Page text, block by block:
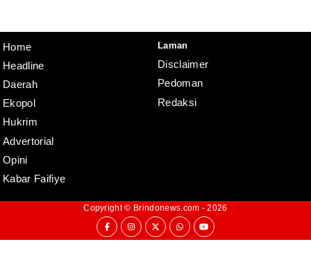
Home
Headline
Daerah
Ekopol
Hukrim
Advertorial
Opini
Kabar Faifiye
Laman
Disclaimer
Pedoman
Redaksi
Copyright © Brindonews.com - 2026